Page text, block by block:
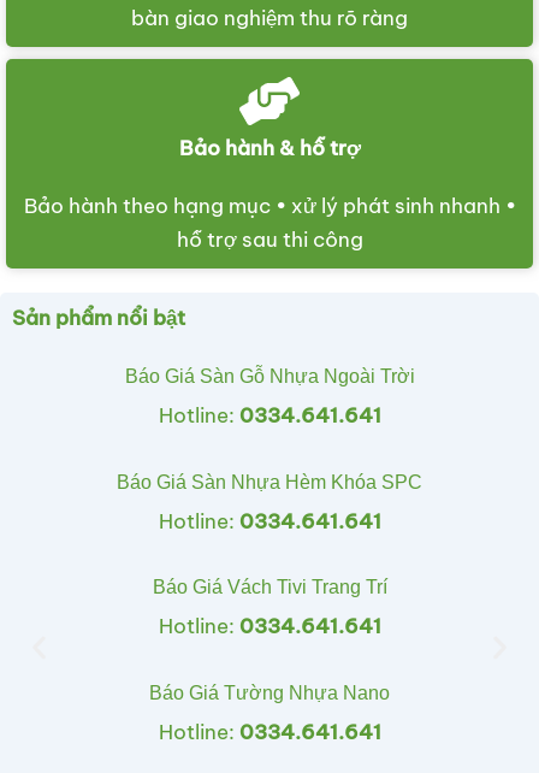
bàn giao nghiệm thu rõ ràng
Bảo hành & hỗ trợ
Bảo hành theo hạng mục • xử lý phát sinh nhanh •
hỗ trợ sau thi công
Sản phẩm nổi bật
Báo Giá Sàn Gỗ Nhựa Ngoài Trời
Hotline: 0334.641.641
Báo Giá Sàn Nhựa Hèm Khóa SPC
Hotline: 0334.641.641
Báo Giá Vách Tivi Trang Trí
Hotline: 0334.641.641
Báo Giá Tường Nhựa Nano
Hotline: 0334.641.641